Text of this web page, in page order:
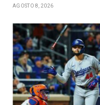
AGOSTO 8, 2026